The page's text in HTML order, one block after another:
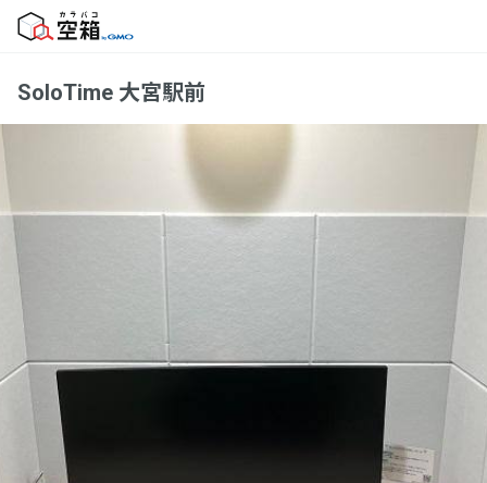
SoloTime 大宮駅前